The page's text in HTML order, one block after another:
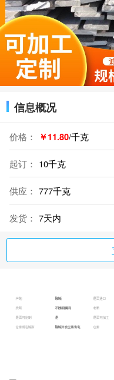
信息概况
价格： ￥11.80/千克
起订： 10千克
供应： 777千克
发货： 7天内